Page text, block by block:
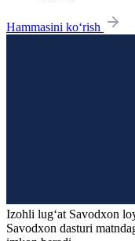
Hammasini ko‘rish
Izohli lugʻat Savodxon
Savodxon dasturi